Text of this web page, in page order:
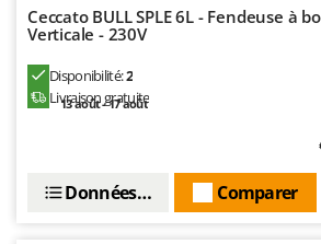
Seven Italy
Shark
Silky
Simatech
Ceccato BULL SPLE 6L - Fendeuse à
Verticale - 230V
Disponibilité:2
Livraison gratuite
13 août - 17 août
Comparer
Données techniques